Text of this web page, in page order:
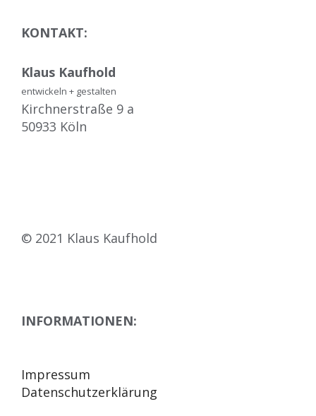
KONTAKT:
Klaus Kaufhold
entwickeln + gestalten
Kirchnerstraße 9 a
50933 Köln
© 2021 Klaus Kaufhold
INFORMATIONEN:
Impressum
Datenschutzerklärung